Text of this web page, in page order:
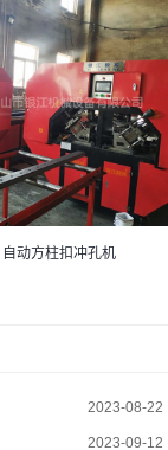
自动方柱扣冲孔机
2023-08-22
2023-09-12